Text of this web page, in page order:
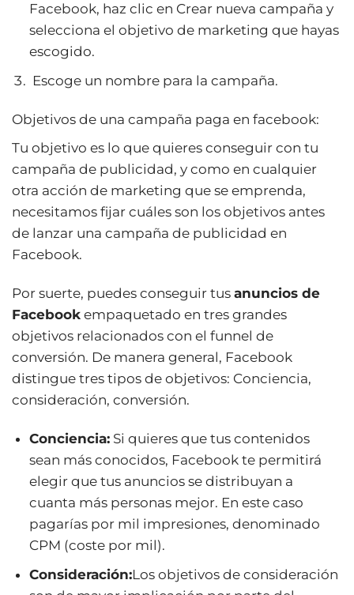
Facebook, haz clic en Crear nueva campaña y
selecciona el objetivo de marketing que hayas
escogido.
Escoge un nombre para la campaña.
Objetivos de una campaña paga en facebook:
Tu objetivo es lo que quieres conseguir con tu
campaña de publicidad, y como en cualquier
otra acción de marketing que se emprenda,
necesitamos fijar cuáles son los objetivos antes
de lanzar una campaña de publicidad en
Facebook.
Por suerte, puedes conseguir tus anuncios de
Facebook empaquetado en tres grandes
objetivos relacionados con el funnel de
conversión. De manera general, Facebook
distingue tres tipos de objetivos: Conciencia,
consideración, conversión.
Conciencia: Si quieres que tus contenidos
sean más conocidos, Facebook te permitirá
elegir que tus anuncios se distribuyan a
cuanta más personas mejor. En este caso
pagarías por mil impresiones, denominado
CPM (coste por mil).
Consideración:Los objetivos de consideración